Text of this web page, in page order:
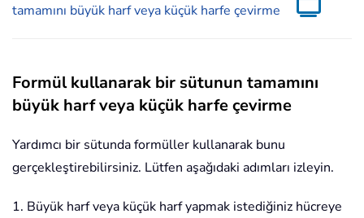
tamamını büyük harf veya küçük harfe çevirme
Formül kullanarak bir sütunun tamamını
büyük harf veya küçük harfe çevirme
Yardımcı bir sütunda formüller kullanarak bunu
gerçekleştirebilirsiniz. Lütfen aşağıdaki adımları izleyin.
1. Büyük harf veya küçük harf yapmak istediğiniz hücreye